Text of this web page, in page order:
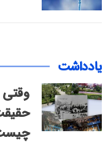
یادداشت
وقتی